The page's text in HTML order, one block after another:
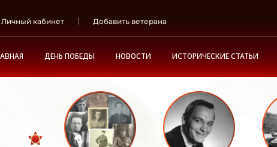
Личный кабинет Добавить ветерана
ДЕНЬ ПОБЕДЫ НОВОСТИ ИСТОРИЧЕСКИЕ СТАТЬИ